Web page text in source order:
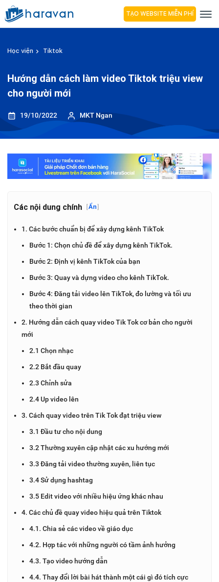
TẠO WEBSITE MIỄN PHÍ
Học viện Tiktok
Hướng dẫn cách làm video Tiktok triệu view
cho người mới
19/10/2022 MKT Ngan
Các nội dung chính [Ẩn]
1. Các bước chuẩn bị để xây dựng kênh TikTok
Bước 1: Chọn chủ đề để xây dựng kênh TikTok.
Bước 2: Định vị kênh TikTok của bạn
Bước 3: Quay và dựng video cho kênh TikTok.
Bước 4: Đăng tải video lên TikTok, đo lường và tối ưu
theo thời gian
2. Hướng dẫn cách quay video Tik Tok cơ bản cho người
mới
2.1 Chọn nhạc
2.2 Bắt đầu quay
2.3 Chỉnh sửa
2.4 Up video lên
3. Cách quay video trên Tik Tok đạt triệu view
3.1 Đầu tư cho nội dung
3.2 Thường xuyên cập nhật các xu hướng mới
3.3 Đăng tải video thường xuyên, liên tục
3.4 Sử dụng hashtag
3.5 Edit video với nhiều hiệu ứng khác nhau
4. Các chủ đề quay video hiệu quả trên Tiktok
4.1. Chia sẻ các video về giáo dục
4.2. Hợp tác với những người có tầm ảnh hưởng
4.3. Tạo video hướng dẫn
4.4. Thay đổi lời bài hát thành một cái gì đó tích cực